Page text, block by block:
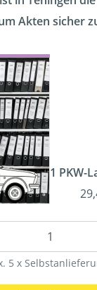
Akten sicher
1 PKW-
5 x